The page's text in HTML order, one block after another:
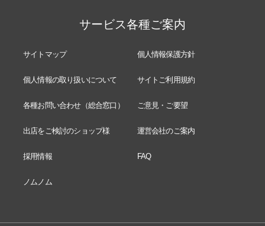
サービス各種ご案内
サイトマップ 個人情報保護方針
個人情報の取り扱いについて サイトご利用規約
各種お問い合わせ（総合窓口） ご意見・ご要望
出店をご検討のショップ様 運営会社のご案内
採用情報 FAQ
ノムノム